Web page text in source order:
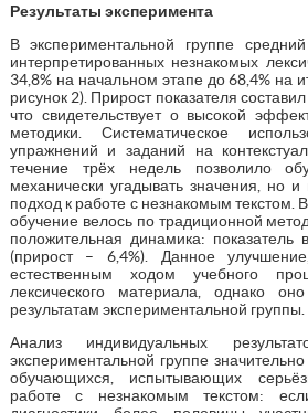
Результаты эксперимента
В экспериментальной группе
интерпретированных незнакомых
34,8% на начальном этапе до 68,4% на
рисунок 2). Прирост показателя
что свидетельствует о высокой
методики. Систематическое
упражнений и заданий на
течение трёх недель позволило
механически угадывать значения, но
подход к работе с незнакомым текстом.
обучение велось по традиционной
положительная динамика: показатель
(прирост – 6,4%). Данное
естественным ходом учебного
лексического материала, однако
результатам экспериментальной группы.
Анализ индивидуальных
экспериментальной группе
обучающихся, испытывающих
работе с незнакомым текстом: